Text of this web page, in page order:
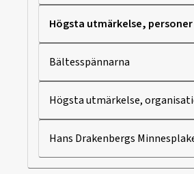
Högsta utmärkelse, personer
Bältesspännarna
Högsta utmärkelse,
Hans Drakenbergs